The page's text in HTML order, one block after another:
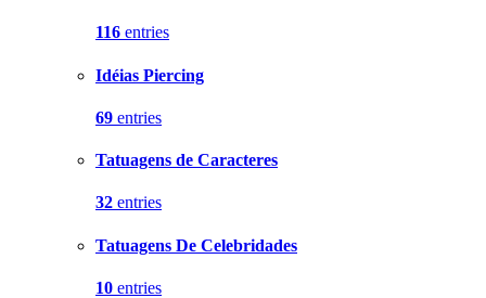
116 entries
Idéias Piercing
69 entries
Tatuagens de Caracteres
32 entries
Tatuagens De Celebridades
10 entries